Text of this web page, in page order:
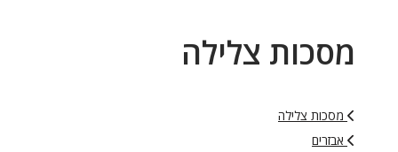
מסכות צלילה
מסכות צלילה
אבזרים